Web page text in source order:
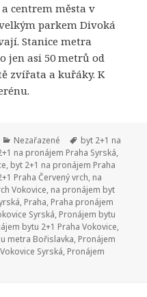
centrem města v
parkem Divoká
Stanice metra
jen asi 50 metrů od
zvířata a kuřáky. K
Rubriky:
Nezařazené Štítky:
byt 2+1 na
na pronájem Praha Syrská,
, byt 2+1 na pronájem Praha
Praha Červený vrch, na
Vokovice, na pronájem byt
, Praha, Praha pronájem
Syrská, Pronájem bytu
bytu 2+1 Praha Vokovice,
metra Bořislavka, Pronájem
Syrská, Pronájem